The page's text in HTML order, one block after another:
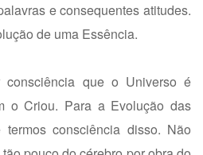
e consequentes atitudes.
de uma Essência.
consciência que o Universo é
o Criou. Para a Evolução das
termos consciência disso. Não